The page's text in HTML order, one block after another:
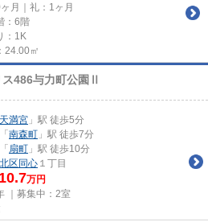
月｜礼：1ヶ月
：6階
：1K
24.00㎡
ス486与力町公園Ⅱ
満宮 」駅 徒歩5分
「 南森町 」駅 徒歩7分
「 扇町 」駅 徒歩10分
区 同心 １丁目
10.7万円
｜募集中： 2室